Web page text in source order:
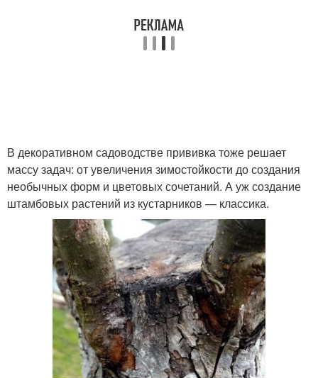
В декоративном садоводстве прививка тоже решает
массу задач: от увеличения зимостойкости до создания
необычных форм и цветовых сочетаний. А уж создание
штамбовых растений из кустарников — классика.